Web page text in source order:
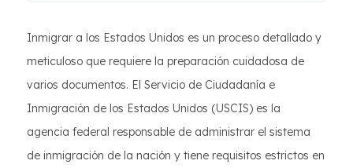
Inmigrar a los Estados Unidos es un proceso detallado y
meticuloso que requiere la preparación cuidadosa de
varios documentos. El Servicio de Ciudadanía e
Inmigración de los Estados Unidos (USCIS) es la
agencia federal responsable de administrar el sistema
de inmigración de la nación y tiene requisitos estrictos en